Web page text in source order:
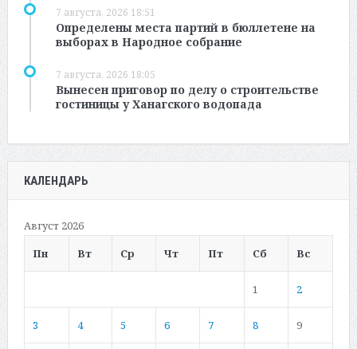
7 августа, 2026 18:51
Определены места партий в бюллетене на
выборах в Народное собрание
7 августа, 2026 18:05
Вынесен приговор по делу о строительстве
гостиницы у Ханагского водопада
КАЛЕНДАРЬ
Август 2026
Пн
Вт Ср Чт Пт Сб Вс
1 2
3 4 5 6 7 8 9